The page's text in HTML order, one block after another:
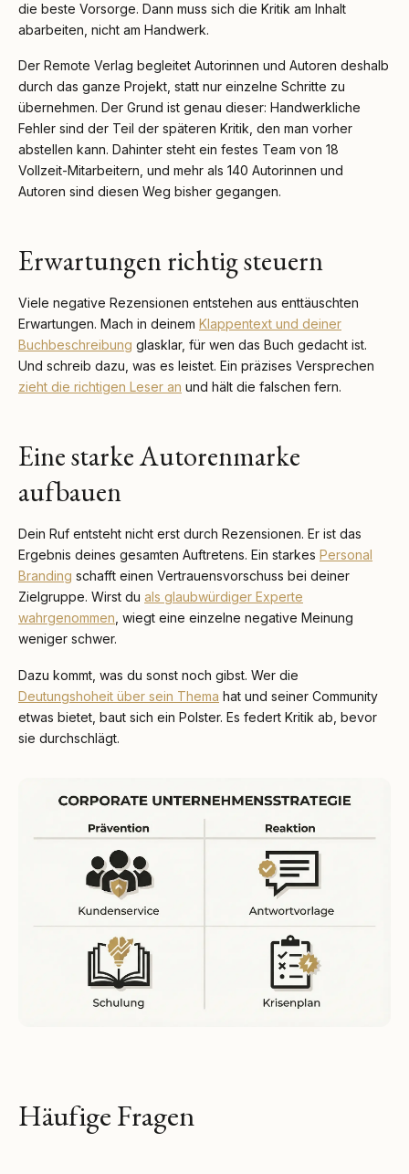
die beste Vorsorge. Dann muss sich die Kritik am Inhalt
abarbeiten, nicht am Handwerk.
Der Remote Verlag begleitet Autorinnen und Autoren deshalb
durch das ganze Projekt, statt nur einzelne Schritte zu
übernehmen. Der Grund ist genau dieser: Handwerkliche
Fehler sind der Teil der späteren Kritik, den man vorher
abstellen kann. Dahinter steht ein festes Team von 18
Vollzeit-Mitarbeitern, und mehr als 140 Autorinnen und
Autoren sind diesen Weg bisher gegangen.
Erwartungen richtig steuern
Viele negative Rezensionen entstehen aus enttäuschten
Erwartungen. Mach in deinem Klappentext und deiner
Buchbeschreibung glasklar, für wen das Buch gedacht ist.
Und schreib dazu, was es leistet. Ein präzises Versprechen
zieht die richtigen Leser an und hält die falschen fern.
Eine starke Autorenmarke
aufbauen
Dein Ruf entsteht nicht erst durch Rezensionen. Er ist das
Ergebnis deines gesamten Auftretens. Ein starkes Personal
Branding schafft einen Vertrauensvorschuss bei deiner
Zielgruppe. Wirst du als glaubwürdiger Experte
wahrgenommen, wiegt eine einzelne negative Meinung
weniger schwer.
Dazu kommt, was du sonst noch gibst. Wer die
Deutungshoheit über sein Thema hat und seiner Community
etwas bietet, baut sich ein Polster. Es federt Kritik ab, bevor
sie durchschlägt.
Häufige Fragen